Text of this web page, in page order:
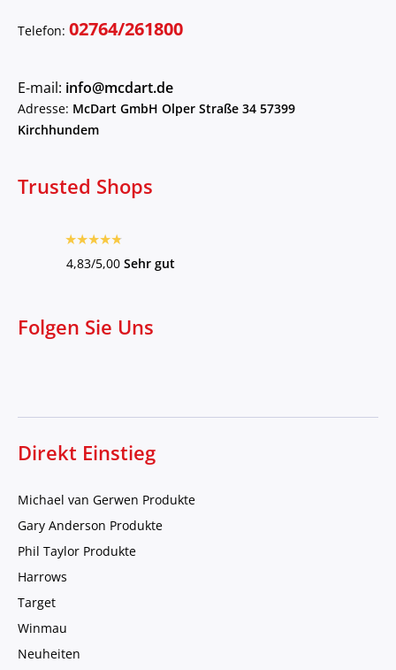
Telefon: 02764/261800
E-mail: info@mcdart.de
Adresse: McDart GmbH Olper Straße 34 57399
Kirchhundem
Trusted Shops
4,83/5,00 Sehr gut
Folgen Sie Uns
Direkt Einstieg
Michael van Gerwen Produkte
Gary Anderson Produkte
Phil Taylor Produkte
Harrows
Target
Winmau
Neuheiten